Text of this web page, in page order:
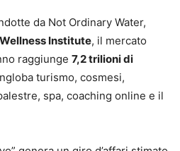
da Not Ordinary Water,
Institute, il mercato
raggiunge 7,2 trilioni di
turismo, cosmesi,
spa, coaching online e il